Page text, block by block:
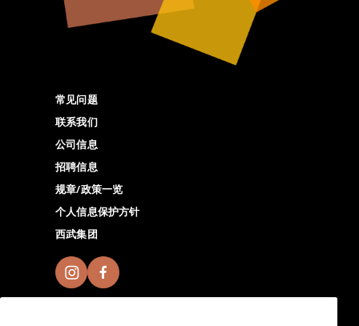
常见问题
联系我们
公司信息
招聘信息
规章/政策一览
个人信息保护方针
西武集团